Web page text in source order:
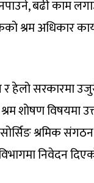
बढी काम
श्रम अधिकार
र हेलो सरकारमा
शोषण विषयमा
श्रमिक
निवेदन